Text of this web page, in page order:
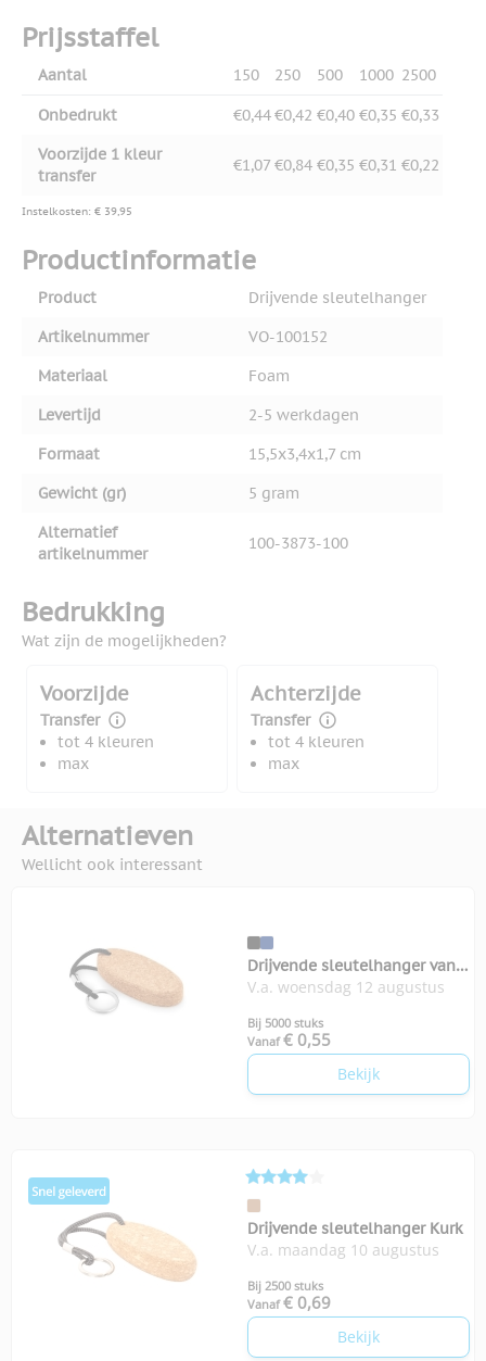
Prijsstaffel
Aantal 150 250 500 1000 2500
Onbedrukt €0,44€0,42 €0,40 €0,35 €0,33
Voorzijde 1 kleur
transfer
€1,07 €0,84 €0,35 €0,31 €0,22
Instelkosten: € 39,95
Productinformatie
Product
Drijvende sleutelhanger
Artikelnummer
VO-100152
Materiaal
Foam
Levertijd
2-5 werkdagen
Formaat
15,5x3,4x1,7 cm
Gewicht (gr)
5 gram
Alternatief
artikelnummer
100-3873-100
Bedrukking
Wat zijn de mogelijkheden?
Voorzijde
Transfer
tot 4 kleuren
max
Achterzijde
Transfer
tot 4 kleuren
max
Alternatieven
Wellicht ook interessant
Drijvende sleutelhanger van
kurk Boat
V.a. woensdag 12 augustus
Bij 5000 stuks
Vanaf € 0,55
Bekijk
Drijvende sleutelhanger Kurk
V.a. maandag 10 augustus
Bij 2500 stuks
Vanaf € 0,69
Bekijk